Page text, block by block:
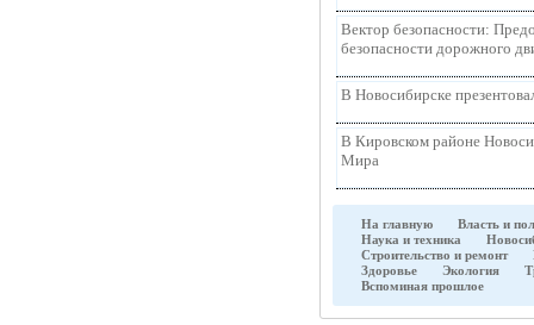
Вектор безопасности:
безопасности дорожного
В Новосибирске
В Кировском районе
Мира
На главную
Власть и
Наука и техника
Строительство и ремонт
Здоровье
Экология
Вспоминая прошлое